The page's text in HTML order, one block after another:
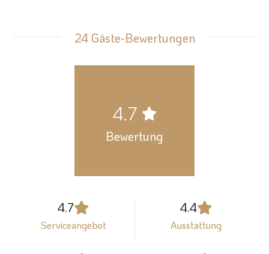
24 Gäste-Bewertungen
4.7
Bewertung
4.7
Serviceangebot
4.4
Ausstattung